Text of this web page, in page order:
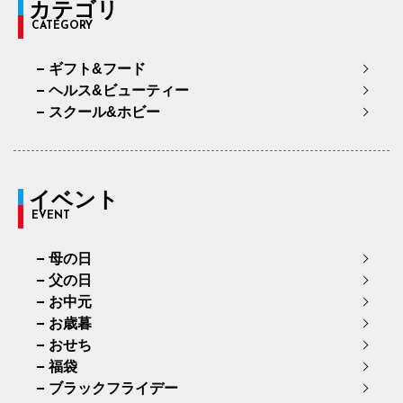
カテゴリ
CATEGORY
ギフト&フード
ヘルス&ビューティー
スクール&ホビー
イベント
EVENT
母の日
父の日
お中元
お歳暮
おせち
福袋
ブラックフライデー